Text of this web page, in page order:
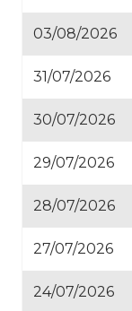
03/08/2026
31/07/2026
30/07/2026
29/07/2026
28/07/2026
27/07/2026
24/07/2026